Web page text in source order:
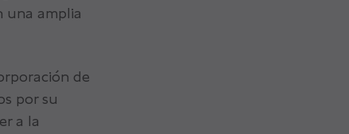
una amplia
de
por su
a la